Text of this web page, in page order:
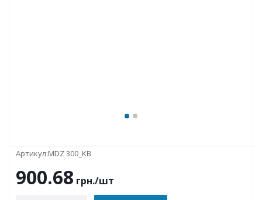
Артикул:MDZ 300_KB
900.68 грн./шт